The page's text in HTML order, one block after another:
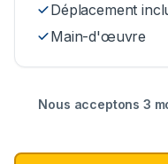
Déplacement
Main-d'œuvre
Nous acceptons 3